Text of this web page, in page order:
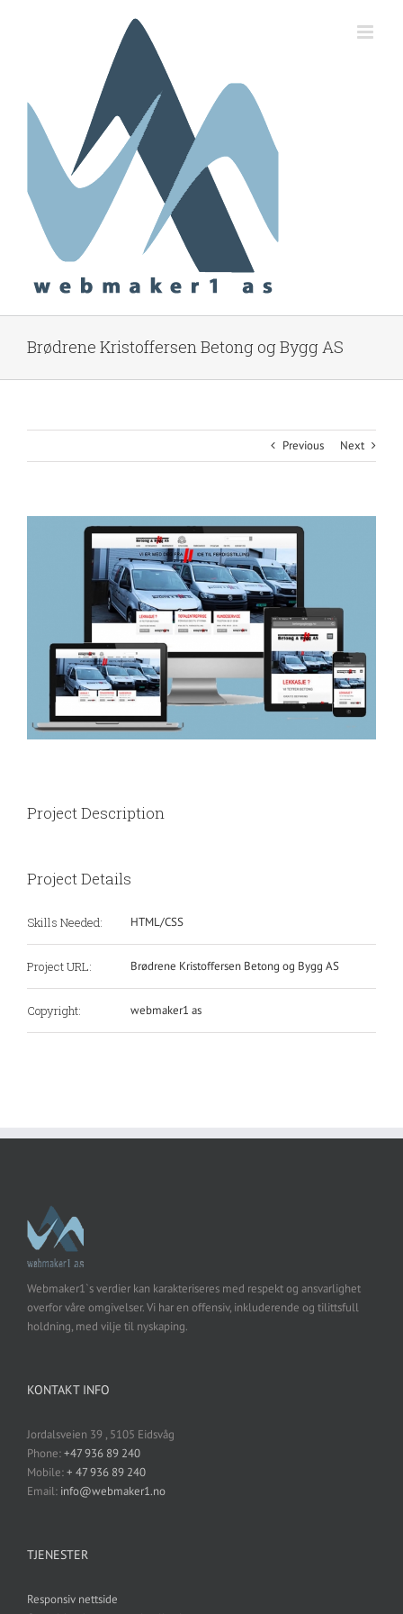
Brødrene Kristoffersen Betong og Bygg AS
Previous Next
Project Description
Project Details
Skills Needed: HTML/CSS
Project URL: Brødrene Kristoffersen Betong og Bygg AS
Copyright: webmaker1 as
Webmaker1`s verdier kan karakteriseres med respekt og ansvarlighet
overfor våre omgivelser. Vi har en offensiv, inkluderende og tilittsfull
holdning, med vilje til nyskaping.
KONTAKT INFO
Jordalsveien 39 , 5105 Eidsvåg
Phone:+47 936 89 240
Mobile:+ 47 936 89 240
Email: info@webmaker1.no
TJENESTER
Responsiv nettside